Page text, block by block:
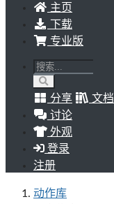
主页
下载
专业版
分享
文档
讨论
外观
登录
注册
动作库